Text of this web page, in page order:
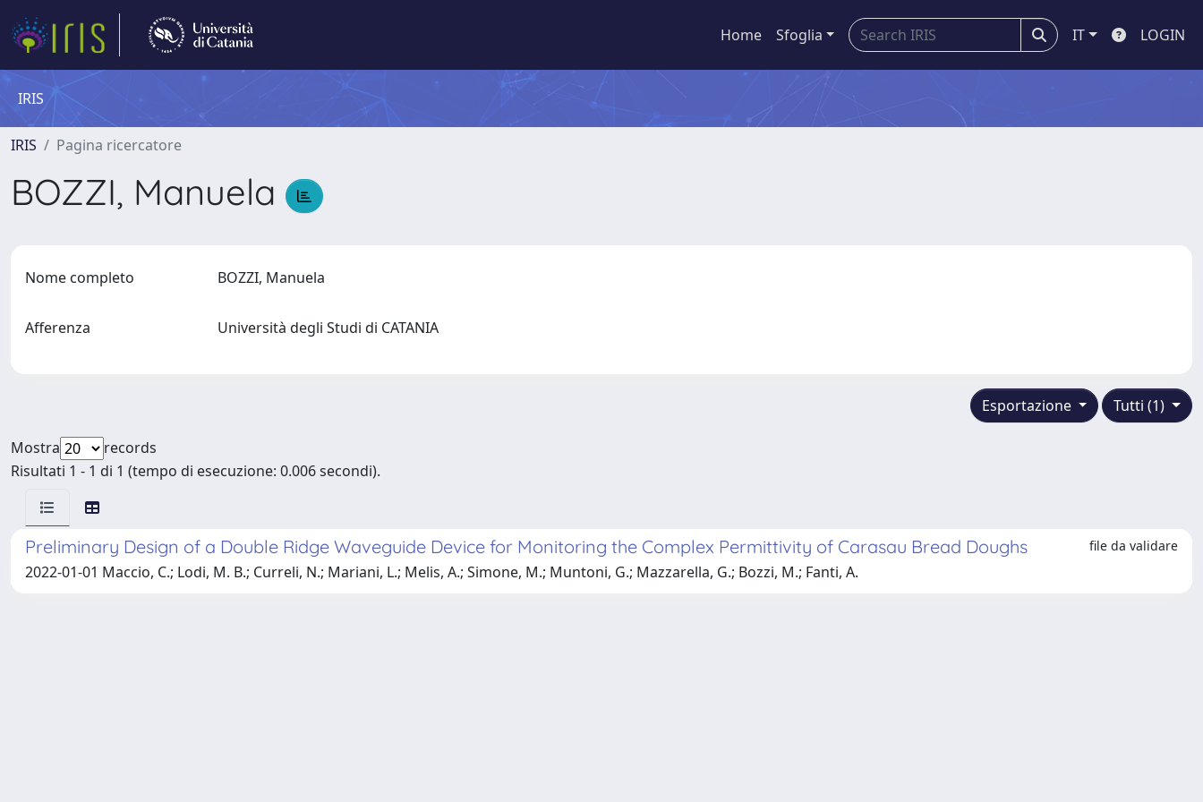
Home Sfoglia IT LOGIN
IRIS
IRIS Pagina ricercatore
BOZZI, Manuela
Nome completo BOZZI, Manuela
Afferenza Università degli Studi di CATANIA
Tutti (1)
Esportazione
Mostra
records
Risultati 1 - 1 di 1 (tempo di esecuzione: 0.006 secondi).
Preliminary Design of a Double Ridge Waveguide Device for Monitoring the Complex Permittivity of Carasau Bread Doughs file da validare
2022-01-01 Maccio, C.; Lodi, M. B.; Curreli, N.; Mariani, L.; Melis, A.; Simone, M.; Muntoni, G.; Mazzarella, G.; Bozzi, M.; Fanti, A.